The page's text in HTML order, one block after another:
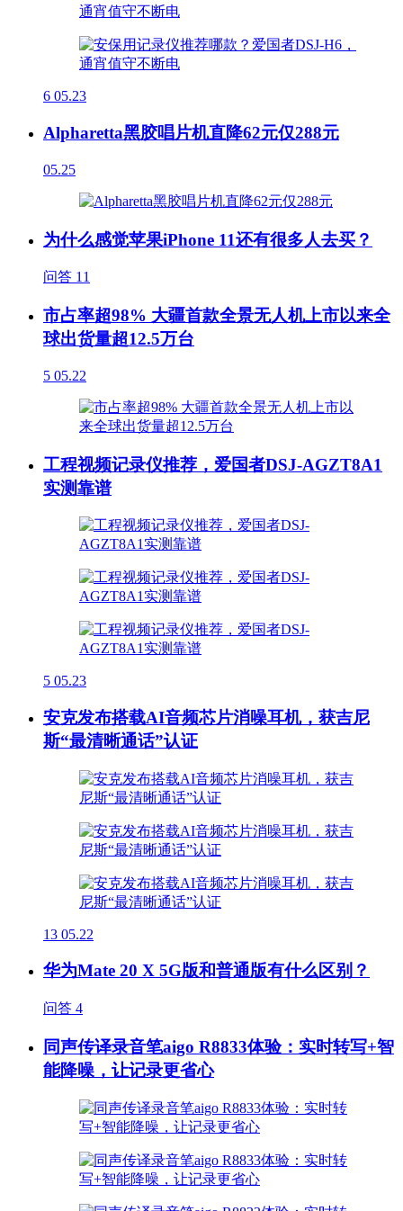
6 05.23
Alpharetta黑胶唱片机直降62元仅288元
05.25
为什么感觉苹果iPhone 11还有很多人去买？
问答 11
市占率超98% 大疆首款全景无人机上市以来全
球出货量超12.5万台
5 05.22
工程视频记录仪推荐，爱国者DSJ-AGZT8A1
实测靠谱
5 05.23
安克发布搭载AI音频芯片消噪耳机，获吉尼
斯“最清晰通话”认证
13 05.22
华为Mate 20 X 5G版和普通版有什么区别？
问答 4
同声传译录音笔aigo R8833体验：实时转写+智
能降噪，让记录更省心